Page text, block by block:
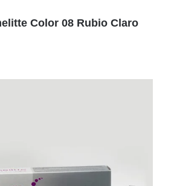
Color 08 Rubio Claro